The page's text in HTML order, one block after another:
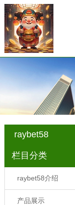
raybet58
栏目分类
raybet58介绍
产品展示